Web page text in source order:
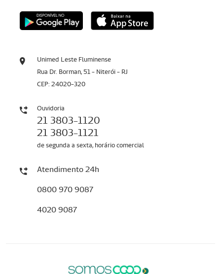
Unimed Leste Fluminense
Rua Dr. Borman, 51 - Niterói - RJ
CEP: 24020-320
Ouvidoria
21 3803-1120
21 3803-1121
de segunda a sexta, horário comercial
Atendimento 24h
0800 970 9087
4020 9087